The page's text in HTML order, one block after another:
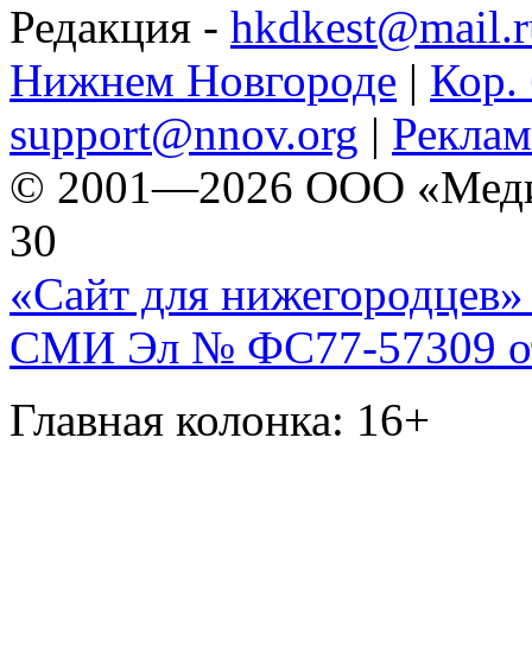
Редакция -
Нижнем Новгороде | Кор.
support@nnov.org |
© 2001—2026 ООО
30
«Сайт для нижегородцев»
СМИ Эл № ФС77-57309
Главная колонка: 16+